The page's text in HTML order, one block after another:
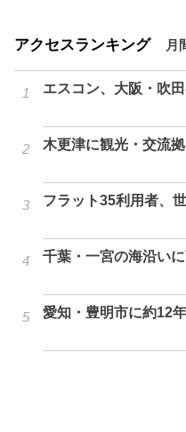
アクセスランキング 月
エスコン、大阪・吹
木更津に観光・交流
フラット35利用者、
千葉・一宮の海沿い
愛知・豊明市に約12